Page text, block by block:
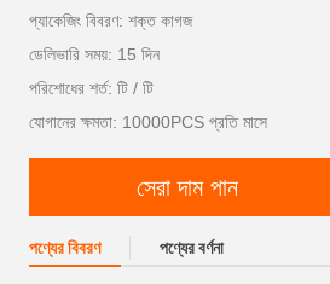
প্যাকেজিং বিবরণ: শক্ত কাগজ
ডেলিভারি সময়: 15 দিন
পরিশোধের শর্ত: টি / টি
যোগানের ক্ষমতা: 10000PCS প্রতি মাসে
সেরা দাম পান
পণ্যের বিবরণ পণ্যের বর্ণনা